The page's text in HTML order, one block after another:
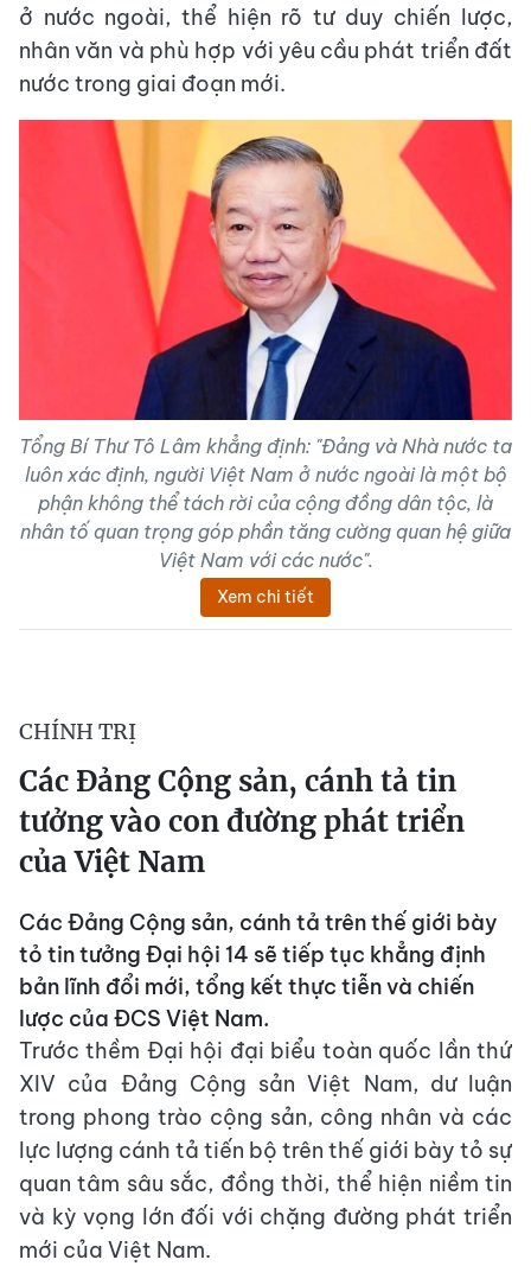
ở nước ngoài, thể hiện rõ tư duy chiến lược,
nhân văn và phù hợp với yêu cầu phát triển đất
nước trong giai đoạn mới.
Tổng Bí Thư Tô Lâm khẳng định: "Đảng và Nhà nước ta
luôn xác định, người Việt Nam ở nước ngoài là một bộ
phận không thể tách rời của cộng đồng dân tộc, là
nhân tố quan trọng góp phần tăng cường quan hệ giữa
Việt Nam với các nước".
Xem chi tiết
CHÍNH TRỊ
Các Đảng Cộng sản, cánh tả tin
tưởng vào con đường phát triển
của Việt Nam
Các Đảng Cộng sản, cánh tả trên thế giới bày
tỏ tin tưởng Đại hội 14 sẽ tiếp tục khẳng định
bản lĩnh đổi mới, tổng kết thực tiễn và chiến
lược của ĐCS Việt Nam.
Trước thềm Đại hội đại biểu toàn quốc lần thứ
XIV của Đảng Cộng sản Việt Nam, dư luận
trong phong trào cộng sản, công nhân và các
lực lượng cánh tả tiến bộ trên thế giới bày tỏ sự
quan tâm sâu sắc, đồng thời, thể hiện niềm tin
và kỳ vọng lớn đối với chặng đường phát triển
mới của Việt Nam.